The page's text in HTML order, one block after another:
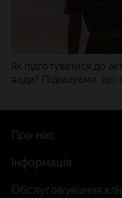
Як підготуватися до
води? Підказуємо, що
Про нас
Інформація
Обслуговування